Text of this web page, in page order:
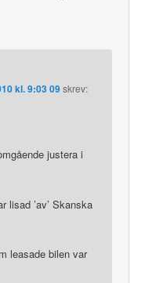
kl. 9:03 09skrev:
justera i
lisad ’av’ Skanska
leasade bilen var